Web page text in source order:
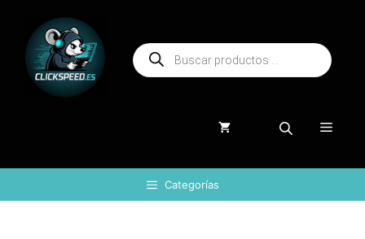
contenido
Búsqueda
de
productos
Menú
Categorías